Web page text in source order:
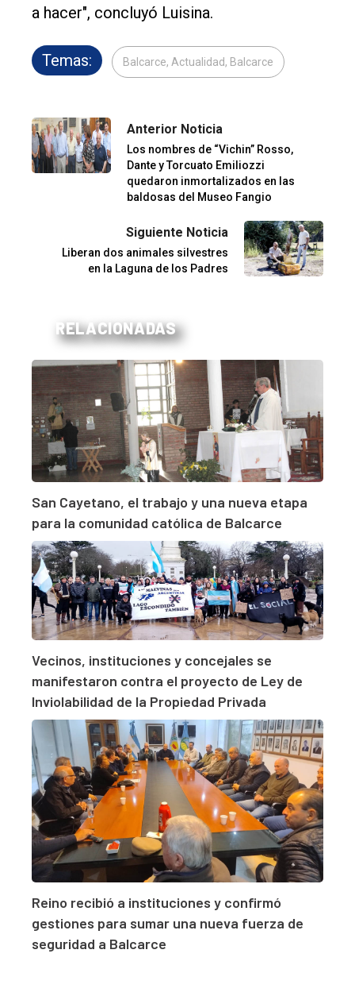
a hacer", concluyó Luisina.
Temas: Balcarce, Actualidad, Balcarce
Anterior Noticia
Los nombres de “Vichin” Rosso,
Dante y Torcuato Emiliozzi
quedaron inmortalizados en las
baldosas del Museo Fangio
Siguiente Noticia
Liberan dos animales silvestres
en la Laguna de los Padres
RELACIONADAS
San Cayetano, el trabajo y una nueva etapa
para la comunidad católica de Balcarce
Vecinos, instituciones y concejales se
manifestaron contra el proyecto de Ley de
Inviolabilidad de la Propiedad Privada
Reino recibió a instituciones y confirmó
gestiones para sumar una nueva fuerza de
seguridad a Balcarce